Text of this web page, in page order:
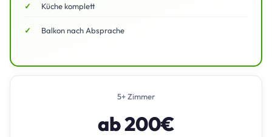
Küche komplett
Balkon nach Absprache
5+ Zimmer
ab 200€